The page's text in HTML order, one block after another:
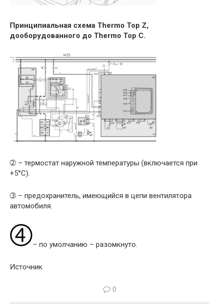
Принципиальная схема Thermo Top Z,
дооборудованного до Thermo Top С.
➁ – термостат наружной температуры (включается при
+5°С).
➂ – предохранитель, имеющийся в цепи вентилятора
автомобиля.
– по умолчанию – разомкнуто.
Источник
0